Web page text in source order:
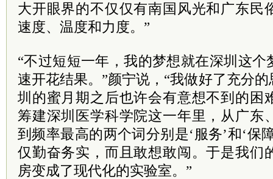
大开眼界的不仅仅有南国风光和广东民
速度、温度和力度。”
“不过短短一年，我的梦想就在深圳这
速开花结果。”颜宁说，“我做好了充分
圳的蜜月期之后也许会有意想不到的困
筹建深圳医学科学院这一年里，从广东
到频率最高的两个词分别是‘服务’和‘保
仅勤奋务实，而且敢想敢闯。于是我们
房变成了现代化的实验室。”